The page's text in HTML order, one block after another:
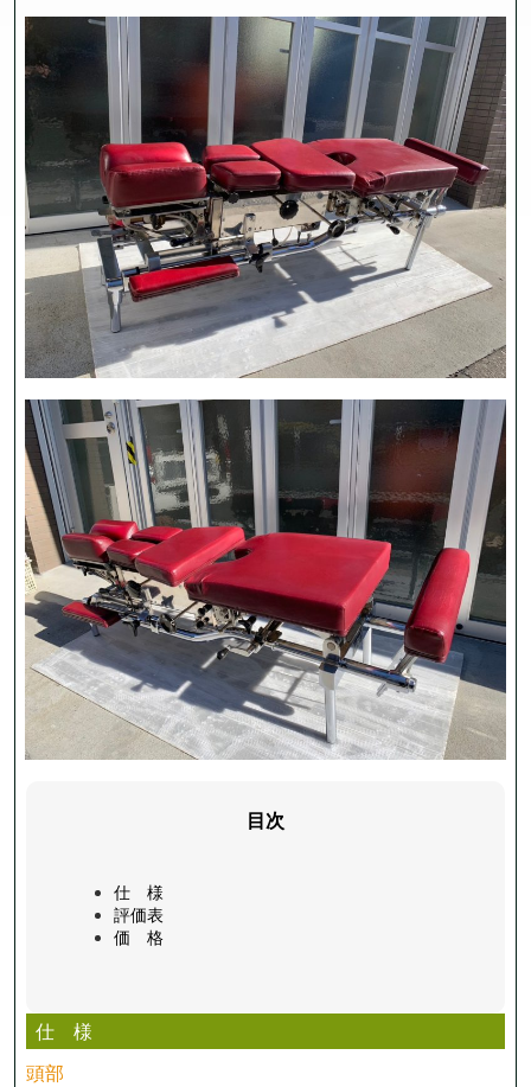
目次
仕 様
評価表
価 格
仕 様
頭部
仕 様
評価表
価 格